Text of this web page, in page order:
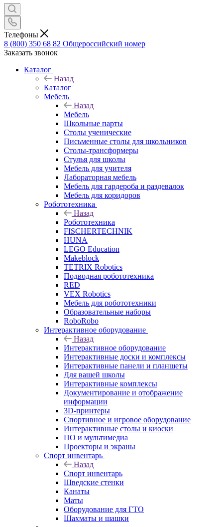
Телефоны
8 (800) 350 68 82 Общероссийский номер
Заказать звонок
Каталог
Назад
Каталог
Мебель
Назад
Мебель
Школьные парты
Столы ученические
Письменные столы для школьников
Столы-трансформеры
Стулья для школы
Мебель для учителя
Лабораторная мебель
Мебель для гардероба и раздевалок
Мебель для коридоров
Робототехника
Назад
Робототехника
FISCHERTECHNIK
HUNA
LEGO Education
Makeblock
TETRIX Robotics
Подводная робототехника
RED
VEX Robotics
Мебель для робототехники
Образовательные наборы
RoboRobo
Интерактивное оборудование
Назад
Интерактивное оборудование
Интерактивные доски и комплексы
Интерактивные панели и планшеты
Для вашей школы
Интерактивные комплексы
Документирование и отображение
информации
3D-принтеры
Спортивное и игровое оборудование
Интерактивные столы и киоски
ПО и мультимедиа
Проекторы и экраны
Спорт инвентарь
Назад
Спорт инвентарь
Шведские стенки
Канаты
Маты
Оборудование для ГТО
Шахматы и шашки